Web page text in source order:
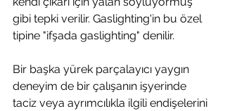
gibi tepki verilir. Gaslighting'in bu özel
tipine "ifşada gaslighting" denilir.
Bir başka yürek parçalayıcı yaygın
deneyim de bir çalışanın işyerinde
taciz veya ayrımcılıkla ilgili endişelerini